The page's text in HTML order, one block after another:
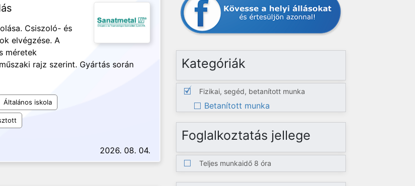
Csiszoló- és
elvégzése. A
méretek
rajz szerint. Gyártás során
Általános iskola
2026. 08. 04.
Kategóriák
Fizikai, segéd, betanított munka
Betanított munka
Foglalkoztatás jellege
Teljes munkaidő 8 óra